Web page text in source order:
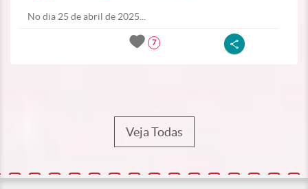
No dia 25 de abril de 2025...
7
Veja Todas